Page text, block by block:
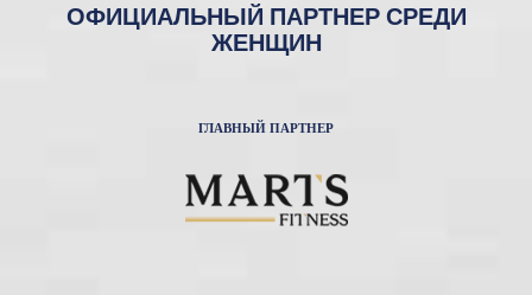
ОФИЦИАЛЬНЫЙ ПАРТНЕР СРЕДИ
ЖЕНЩИН
ГЛАВНЫЙ ПАРТНЕР